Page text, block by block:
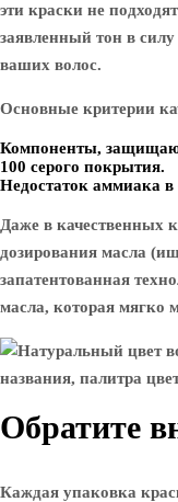
эти краски не
заявленный тон в
ваших волос.
Основные критерии
Компоненты,
100 серого покрытия.
Недостаток аммиака в
Даже в качественных
дозирования масла
запатентованная
масла, которая мягко
Обратите
Каждая упаковка